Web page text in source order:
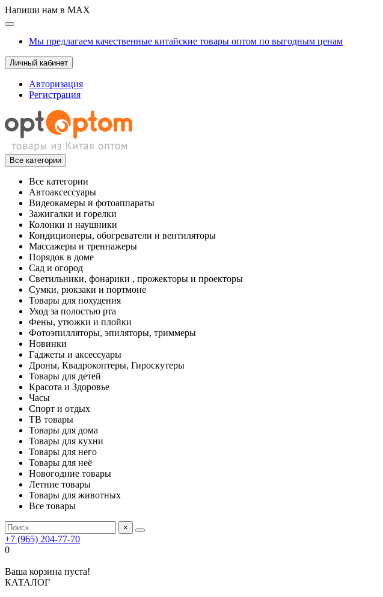
Напиши нам в MAX
Мы предлагаем качественные китайские товары оптом по выгодным ценам
Личный кабинет
Авторизация
Регистрация
Все категории
Все категории
Автоаксессуары
Видеокамеры и фотоаппараты
Зажигалки и горелки
Колонки и наушники
Кондиционеры, обогреватели и вентиляторы
Массажеры и треннажеры
Порядок в доме
Сад и огород
Светильники, фонарики , прожекторы и проекторы
Сумки, рюкзаки и портмоне
Товары для похудения
Уход за полостью рта
Фены, утюжки и плойки
Фотоэпилляторы, эпиляторы, триммеры
Новинки
Гаджеты и аксессуары
Дроны, Квадрокоптеры, Гироскутеры
Товары для детей
Красота и Здоровье
Часы
Спорт и отдых
ТВ товары
Товары для дома
Товары для кухни
Товары для него
Товары для неё
Новогодние товары
Летние товары
Товары для животных
Все товары
×
+7 (965) 204-77-70
0
Ваша корзина пуста!
КАТАЛОГ